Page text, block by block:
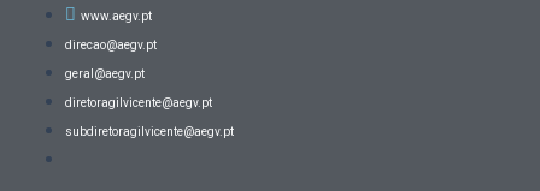
www.aegv.pt
direcao@aegv.pt
geral@aegv.pt
diretoragilvicente@aegv.pt
subdiretoragilvicente@aegv.pt